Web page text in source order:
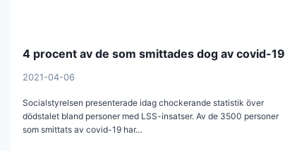
4 procent av de som smittades dog av covid-19
2021-04-06
Socialstyrelsen presenterade idag chockerande statistik över
dödstalet bland personer med LSS-insatser. Av de 3500 personer
som smittats av covid-19 har…